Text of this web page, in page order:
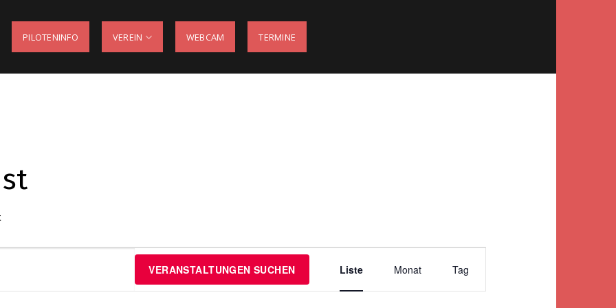
PILOTENINFO VEREIN WEBCAM TERMINE
VERANSTALTUNGEN SUCHEN
Ansichten-
Liste Monat Tag